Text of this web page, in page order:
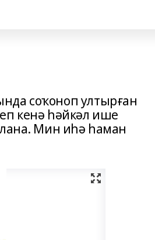
соҡоноп ултырған
кенә һәйкәл ише
Мин иһә һаман